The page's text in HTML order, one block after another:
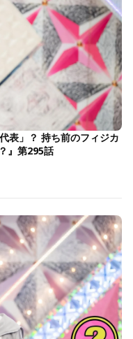
表」？ 持ち前のフィジカ
』第295話